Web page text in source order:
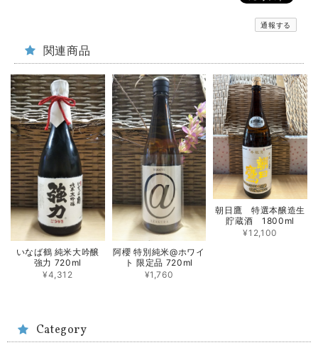
通報する
関連商品
いなば鶴 純米大吟醸
強力 720ml
¥4,312
阿櫻 特別純米@ホワイ
ト 限定品 720ml
¥1,760
朝日鷹 特選本醸造生
貯蔵酒 1800ml
¥12,100
Category